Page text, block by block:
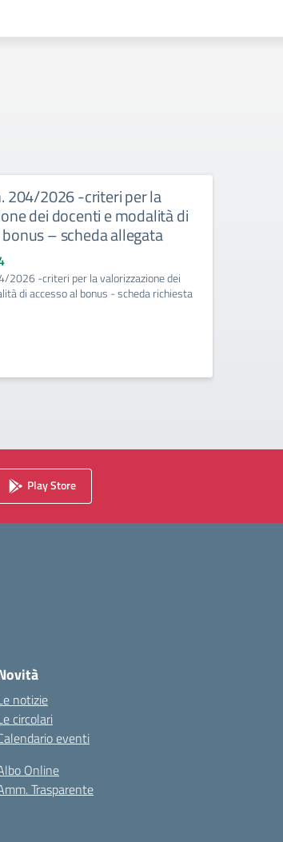
204/2026 -criteri per la
dei docenti e modalità di
– scheda allegata
2026 -criteri per la valorizzazione dei
di accesso al bonus - scheda richiesta
Play Store
notizie
circolari
eventi
Online
Trasparente